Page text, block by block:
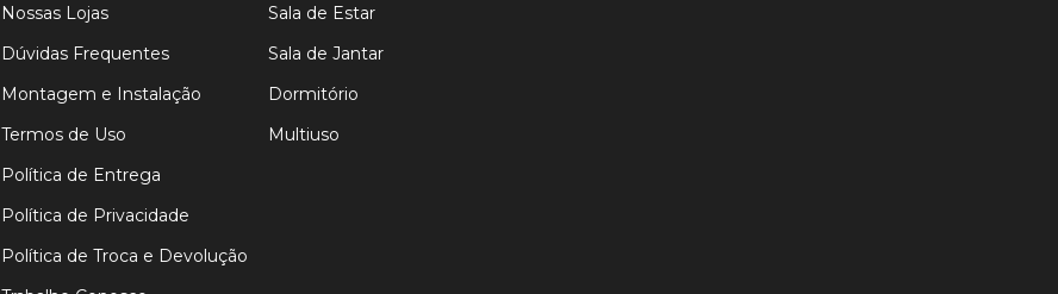
Nossas Lojas
Dúvidas Frequentes
Montagem e Instalação
Termos de Uso
Política de Entrega
Política de Privacidade
Política de Troca e Devolução
Sala de Estar
Sala de Jantar
Dormitório
Multiuso